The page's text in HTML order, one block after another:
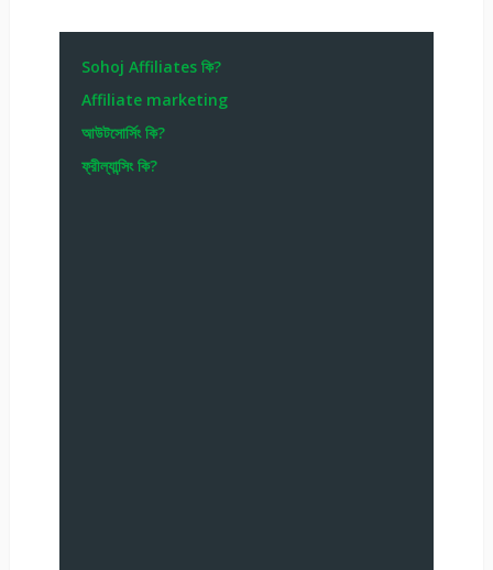
Sohoj Affiliates কি?
Affiliate marketing
আউটসোর্সিং কি?
ফ্রীল্যান্সিং কি?